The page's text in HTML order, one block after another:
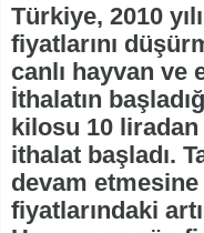
Türkiye, 2010
fiyatlarını
canlı hayvan ve
İthalatın
kilosu 10 liradan
ithalat başladı.
devam etmesine
fiyatlarındaki